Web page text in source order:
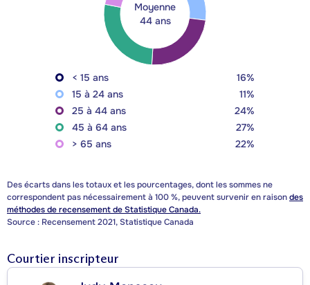
Moyenne
44 ans
< 15 ans
16%
15 à 24 ans
11%
25 à 44 ans
24%
45 à 64 ans
27%
> 65 ans
22%
Des écarts dans les totaux et les pourcentages, dont les sommes ne
correspondent pas nécessairement à 100 %, peuvent survenir en raisondes
méthodes de recensement de Statistique Canada.
Source : Recensement 2021, Statistique Canada
Courtier inscripteur